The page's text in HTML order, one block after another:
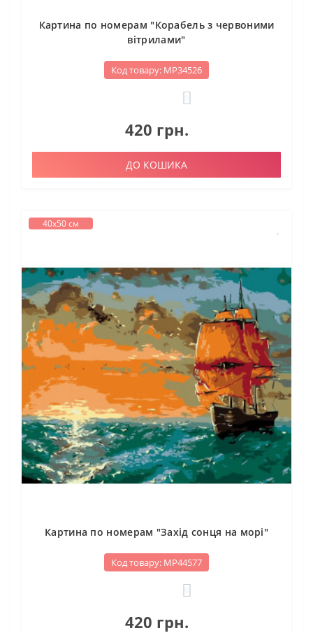
Картина по номерам "Корабель з червоними
вітрилами"
Код товару: МР34526
420 грн.
ДО КОШИКА
40х50 см
Картина по номерам "Захід сонця на морі"
Код товару: МР44577
420 грн.